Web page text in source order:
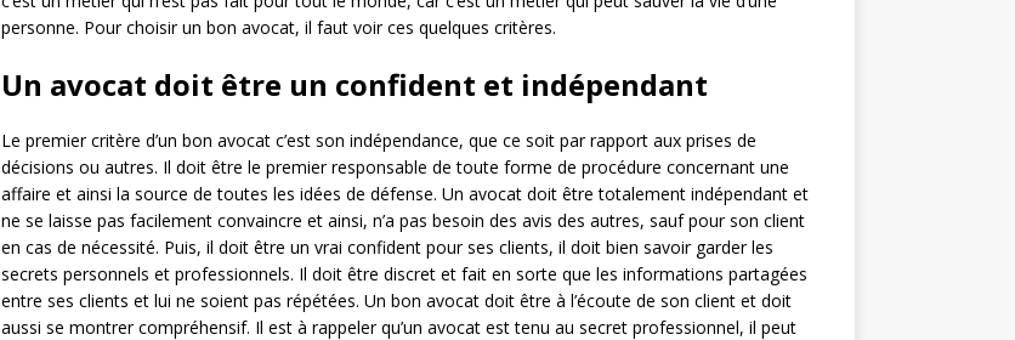
personne. Pour choisir un bon avocat, il faut voir ces quelques critères.
Un avocat doit être un confident et indépendant
Le premier critère d’un bon avocat c’est son indépendance, que ce soit par rapport aux prises de
décisions ou autres. Il doit être le premier responsable de toute forme de procédure concernant une
affaire et ainsi la source de toutes les idées de défense. Un avocat doit être totalement indépendant et
ne se laisse pas facilement convaincre et ainsi, n’a pas besoin des avis des autres, sauf pour son client
en cas de nécessité. Puis, il doit être un vrai confident pour ses clients, il doit bien savoir garder les
secrets personnels et professionnels. Il doit être discret et fait en sorte que les informations partagées
entre ses clients et lui ne soient pas répétées. Un bon avocat doit être à l’écoute de son client et doit
aussi se montrer compréhensif. Il est à rappeler qu’un avocat est tenu au secret professionnel, il peut